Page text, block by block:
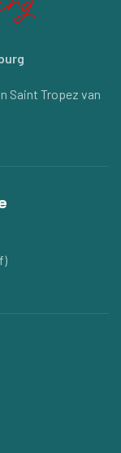
Saint Tropez van